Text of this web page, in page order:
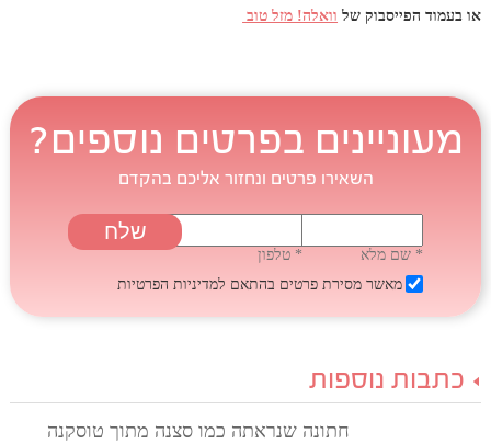
או בעמוד הפייסבוק של וואלה! מזל טוב
מעוניינים בפרטים נוספים?
השאירו פרטים ונחזור אליכם בהקדם
* שם מלא
* טלפון
מאשר מסירת פרטים בהתאם למדיניות הפרטיות
כתבות נוספות
חתונה שנראתה כמו סצנה מתוך טוסקנה